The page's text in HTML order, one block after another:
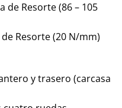
de Resorte (86 – 105
Resorte (20 N/mm)
y trasero (carcasa